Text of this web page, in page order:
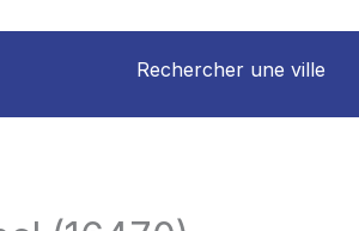
Rechercher une ville